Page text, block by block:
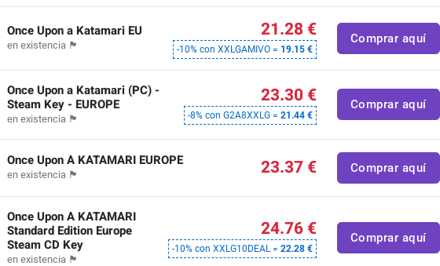
Once Upon a Katamari EU
en existencia 🏴
21.28 €
-10% con XXLGAMIVO = 19.15 €
Comprar aquí
Once Upon a Katamari (PC) -
Steam Key - EUROPE
en existencia 🏴
23.30 €
-8% con G2A8XXLG = 21.44 €
Comprar aquí
Once Upon A KATAMARI EUROPE
en existencia 🏴 23.37 € Comprar aquí
Once Upon A KATAMARI
Standard Edition Europe
Steam CD Key
en existencia 🏴
24.76 €
-10% con XXLG10DEAL = 22.28 €
Comprar aquí